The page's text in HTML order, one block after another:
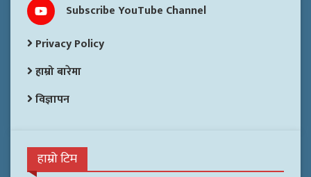
Subscribe YouTube Channel
Privacy Policy
हाम्रो बारेमा
विज्ञापन
हाम्रो टिम